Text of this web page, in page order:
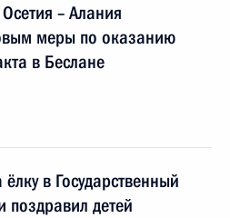
– Алания
меры по оказанию
в Беслане
в Государственный
поздравил детей